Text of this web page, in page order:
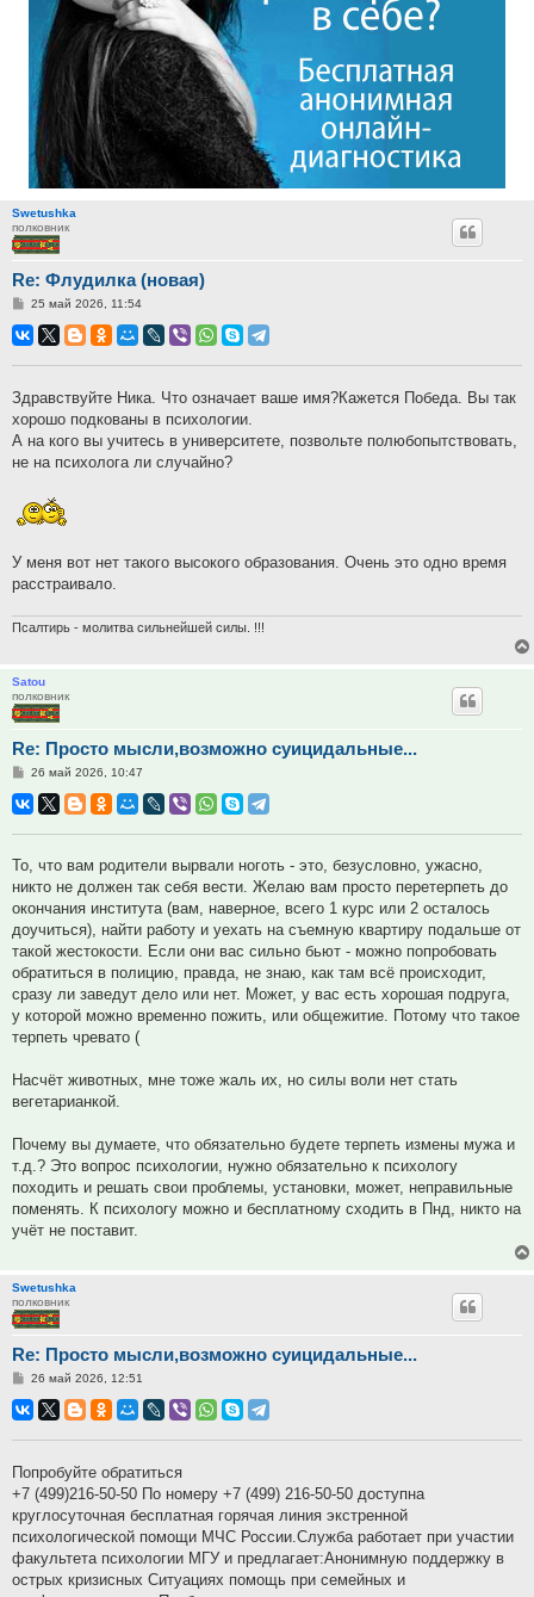
Swetushka
полковник
Re: Флудилка (новая)
Сообщение
25 май 2026, 11:54
Здравствуйте Ника. Что означает ваше имя?Кажется Победа. Вы так
хорошо подкованы в психологии.
А на кого вы учитесь в университете, позвольте полюбопытствовать,
не на психолога ли случайно?
У меня вот нет такого высокого образования. Очень это одно время
расстраивало.
Псалтирь - молитва сильнейшей силы. !!!
Satou
полковник
Re: Просто мысли,возможно суицидальные...
Сообщение
26 май 2026, 10:47
То, что вам родители вырвали ноготь - это, безусловно, ужасно,
никто не должен так себя вести. Желаю вам просто перетерпеть до
окончания института (вам, наверное, всего 1 курс или 2 осталось
доучиться), найти работу и уехать на съемную квартиру подальше от
такой жестокости. Если они вас сильно бьют - можно попробовать
обратиться в полицию, правда, не знаю, как там всё происходит,
сразу ли заведут дело или нет. Может, у вас есть хорошая подруга,
у которой можно временно пожить, или общежитие. Потому что такое
терпеть чревато (
Насчёт животных, мне тоже жаль их, но силы воли нет стать
вегетарианкой.
Почему вы думаете, что обязательно будете терпеть измены мужа и
т.д.? Это вопрос психологии, нужно обязательно к психологу
походить и решать свои проблемы, установки, может, неправильные
поменять. К психологу можно и бесплатному сходить в Пнд, никто на
учёт не поставит.
Swetushka
полковник
Re: Просто мысли,возможно суицидальные...
Сообщение
26 май 2026, 12:51
Попробуйте обратиться
+7 (499)216-50-50 По номеру +7 (499) 216-50-50 доступна
круглосуточная бесплатная горячая линия экстренной
психологической помощи МЧС России.Служба работает при участии
факультета психологии МГУ и предлагает:Анонимную поддержку в
острых кризисных Ситуациях помощь при семейных и